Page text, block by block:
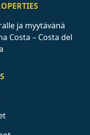
ja myytävänä
Costa – Costa del